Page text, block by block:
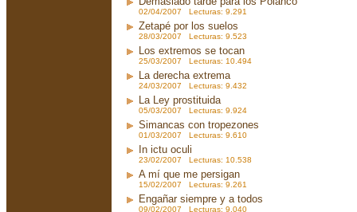
02/04/2007 Lecturas: 9.291
Zetapé por los suelos
28/03/2007 Lecturas: 9.523
Los extremos se tocan
25/03/2007 Lecturas: 10.494
La derecha extrema
24/03/2007 Lecturas: 9.432
La Ley prostituida
05/03/2007 Lecturas: 9.924
Simancas con tropezones
01/03/2007 Lecturas: 9.610
In ictu oculi
23/02/2007 Lecturas: 10.538
A mí que me persigan
15/02/2007 Lecturas: 9.261
Engañar siempre y a todos
09/02/2007 Lecturas: 9.040